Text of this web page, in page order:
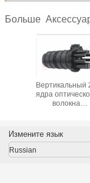
Больше
Вертикальный
ядра
волокна
волокна
коробки 6
Измените язык
Russian